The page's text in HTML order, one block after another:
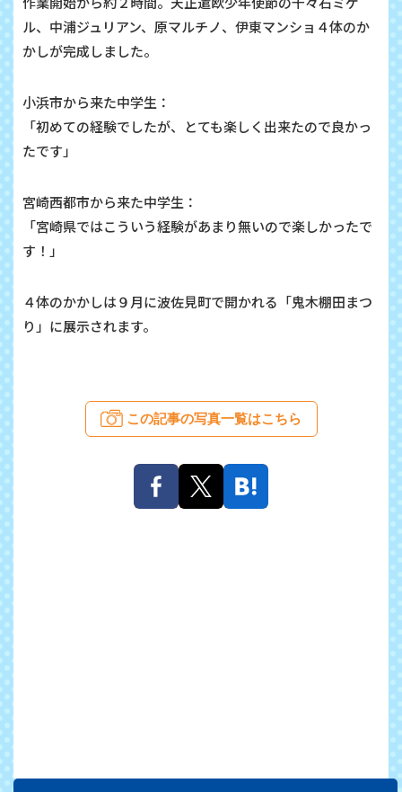
ル、中浦ジュリアン、原マルチノ、伊東マンショ４体のか
かしが完成しました。
小浜市から来た中学生：
「初めての経験でしたが、とても楽しく出来たので良かっ
たです」
宮崎西都市から来た中学生：
「宮崎県ではこういう経験があまり無いので楽しかったで
す！」
４体のかかしは９月に波佐見町で開かれる「鬼木棚田まつ
り」に展示されます。
この記事の写真一覧はこちら